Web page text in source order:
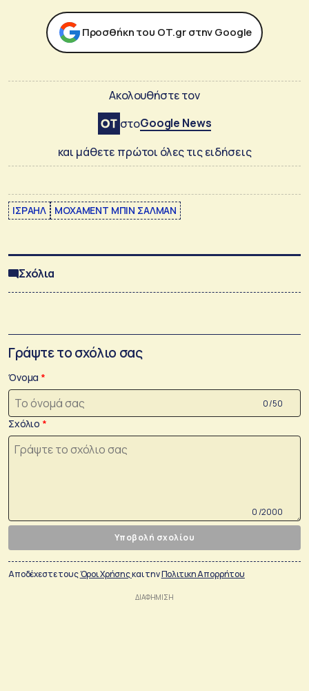
Προσθήκη του ΟΤ.gr στην Google
Ακολουθήστε τον
στοGoogle News
και μάθετε πρώτοι όλες τις ειδήσεις
ΙΣΡΑΗΛ ΜΟΧΑΜΕΝΤ ΜΠΙΝ ΣΑΛΜΑΝ
Σχόλια
Γράψτε το σχόλιο σας
Όνομα
0 /50
Σχόλιο
0 /2000
Υποβολή σχολίου
Αποδέχεστε τουςΌροι Χρήσηςκαι τηνΠολιτικη Απορρήτου